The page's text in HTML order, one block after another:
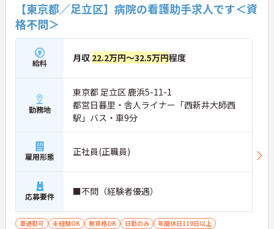
【東京都／足立区】病院の看護助手求人です＜資
格不問＞
給料 月収 22.2万円～32.5万円程度
勤務地
東京都 足立区 鹿浜5-11-1
都営日暮里・舎人ライナー「西新井大師西
駅」バス・車9分
雇用形態 正社員(正職員)
応募要件 ■不問（経験者優遇）
車通勤可 未経験OK 無資格OK 日勤のみ
年間休日110日以上